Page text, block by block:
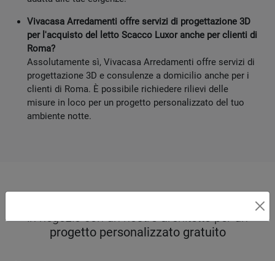
Vivacasa Arredamenti offre servizi di progettazione 3D
per l'acquisto del letto Scacco Luxor anche per clienti di
Roma?
Assolutamente sì, Vivacasa Arredamenti offre servizi di
progettazione 3D e consulenze a domicilio anche per i
clienti di Roma. È possibile richiedere rilievi delle
misure in loco per un progetto personalizzato del tuo
ambiente notte.
in negozio con un nostro architetto per un
progetto personalizzato gratuito